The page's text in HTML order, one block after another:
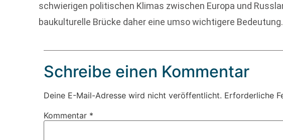
schwierigen politischen Klimas zwischen Europa und
baukulturelle Brücke daher eine umso wichtigere Bedeutung.
Schreibe einen Kommentar
Deine E-Mail-Adresse wird nicht veröffentlicht. Erforderliche
Kommentar *